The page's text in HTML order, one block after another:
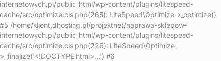
internetowych.pl/public_html/wp-content/plugins/litespeed-
cache/src/optimize.cls.php(265): LiteSpeed\Optimize->_optimize()
#5 /home/klient.dhosting.pl/projektnet/naprawa-sklepow-
internetowych.pl/public_html/wp-content/plugins/litespeed-
cache/src/optimize.cls.php(226): LiteSpeed\Optimize-
>_finalize('<!DOCTYPE html>...') #6